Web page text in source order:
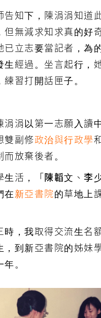
告知下，陳涓涓知道
但無減求知求真的好
已立志要當記者，為
生經過。坐言起行，
練習打開話匣子。
涓涓以第一志願入讀
雙副修政治與行政學
放棄後者。
生活，「 陳韜文 、 李
在新亞書院的草地上
時，我取得交流生名
，到新亞書院的姊妹
。